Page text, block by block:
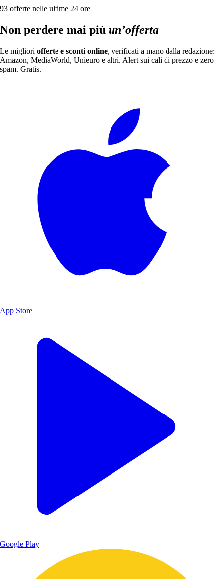
93 offerte nelle ultime 24 ore
Non perdere mai più un’offerta
Le migliori offerte e sconti online, verificati a mano dalla redazione:
Amazon, MediaWorld, Unieuro e altri. Alert sui cali di prezzo e zero
spam. Gratis.
App Store
Google Play